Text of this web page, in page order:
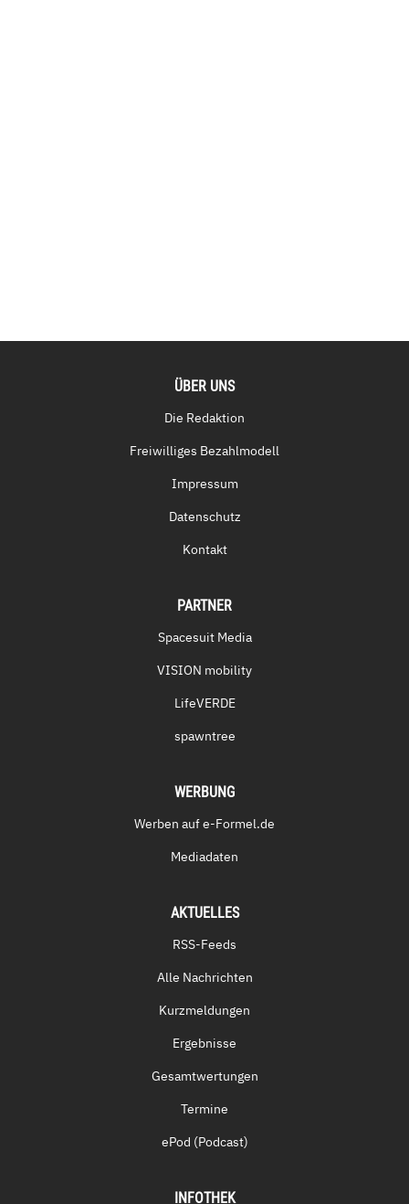
ÜBER UNS
Die Redaktion
Freiwilliges Bezahlmodell
Impressum
Datenschutz
Kontakt
PARTNER
Spacesuit Media
VISION mobility
LifeVERDE
spawntree
WERBUNG
Werben auf e-Formel.de
Mediadaten
AKTUELLES
RSS-Feeds
Alle Nachrichten
Kurzmeldungen
Ergebnisse
Gesamtwertungen
Termine
ePod (Podcast)
INFOTHEK